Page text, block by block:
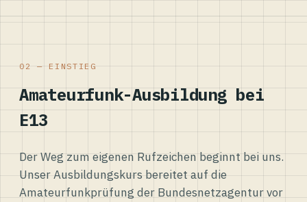
02 — EINSTIEG
Amateurfunk-Ausbildung bei
E13
Der Weg zum eigenen Rufzeichen beginnt bei uns.
Unser Ausbildungskurs bereitet auf die
Amateurfunkprüfung der Bundesnetzagentur vor